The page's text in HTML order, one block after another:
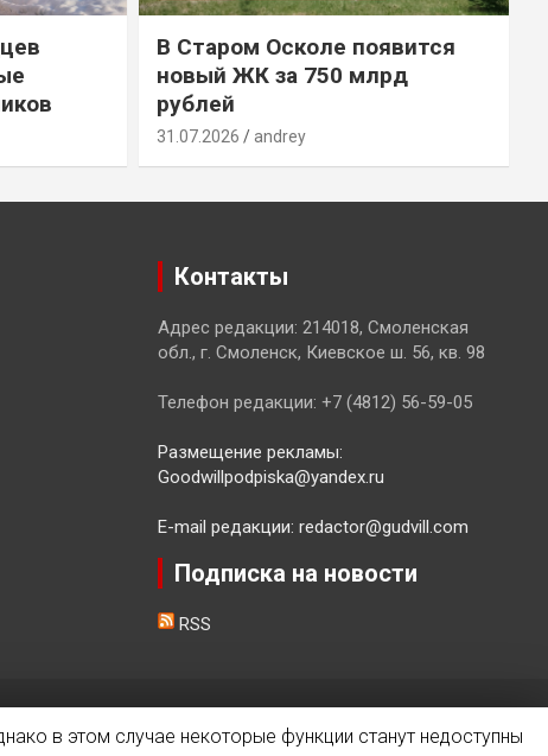
В Старом Осколе появится
новый ЖК за 750 млрд
рублей
31.07.2026 andrey
Контакты
Адрес редакции: 214018, Смоленская
обл., г. Смоленск, Киевское ш. 56, кв. 98
Телефон редакции: +7 (4812) 56-59-05
Размещение рекламы:
Goodwillpodpiska@yandex.ru
E-mail редакции: redactor@gudvill.com
Подписка на новости
RSS
в этом случае некоторые функции станут недоступны